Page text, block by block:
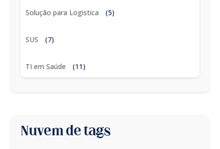
Solução para Logistica (5)
SUS (7)
TI em Saúde (11)
Nuvem de tags